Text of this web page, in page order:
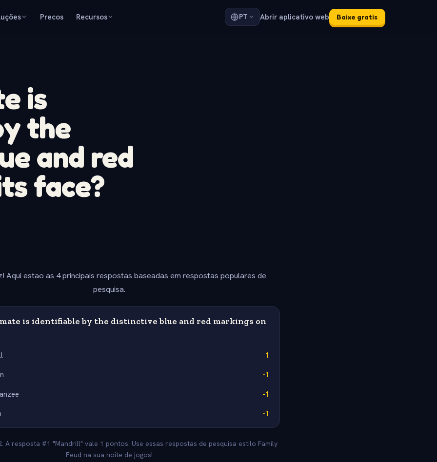
Precos Recursos PT Abrir aplicativo web Baixe gratis
is
the
and red
face?
Aqui estao as 4 principais respostas baseadas em respostas populares de
pesquisa.
is identifiable by the distinctive blue and red markings on
1
-1
-1
-1
A resposta #1 "Mandrill" vale 1 pontos. Use essas respostas de pesquisa estilo Family
Feud na sua noite de jogos!